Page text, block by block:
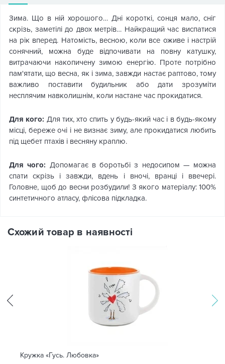
Зима. Що в ній хорошого… Дні короткі, сонця мало, сніг
скрізь, заметілі до двох метрів… Найкращий час виспатися
на рік вперед. Натомість, весною, коли все оживе і настрій
сонячний, можна буде відпочивати на повну катушку,
витрачаючи накопичену зимою енергію. Проте потрібно
пам'ятати, що весна, як і зима, завжди настає раптово, тому
важливо поставити будильник або дати зрозуміти
несплячим навколишнім, коли настане час прокидатися.
Для кого: Для тих, хто спить у будь-який час і в будь-якому
місці, береже очі і не визнає зиму, але прокидатися любить
під щебет птахів і весняну краплю.
Для чого: Допомагає в боротьбі з недосипом — можна
спати скрізь і завжди, вдень і вночі, вранці і ввечері.
Головне, щоб до весни розбудили! З якого матеріалу: 100%
синтетичного атласу, флісова підкладка.
Схожий товар в наявності
Кружка «Гусь. Любовка»